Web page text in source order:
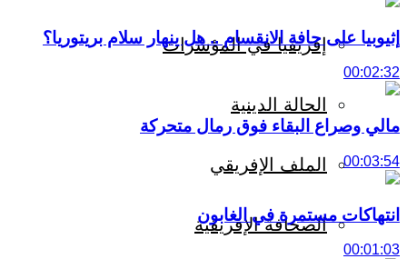
إفريقيا في المؤشرات
الحالة الدينية
الملف الإفريقي
الصحافة الإفريقية
إثيوبيا على حافة الانقسام .. هل ينهار سلام بريتوريا؟
00:02:32
مالي وصراع البقاء فوق رمال متحركة
00:03:54
انتهاكات مستمرة في الغابون
00:01:03